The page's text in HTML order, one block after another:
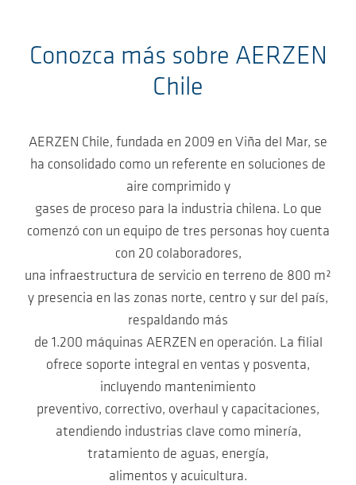
Conozca más sobre AERZEN
Chile
AERZEN Chile, fundada en 2009 en Viña del Mar, se
ha consolidado como un referente en soluciones de
aire comprimido y
gases de proceso para la industria chilena. Lo que
comenzó con un equipo de tres personas hoy cuenta
con 20 colaboradores,
una infraestructura de servicio en terreno de 800 m²
y presencia en las zonas norte, centro y sur del país,
respaldando más
de 1.200 máquinas AERZEN en operación. La filial
ofrece soporte integral en ventas y posventa,
incluyendo mantenimiento
preventivo, correctivo, overhaul y capacitaciones,
atendiendo industrias clave como minería,
tratamiento de aguas, energía,
alimentos y acuicultura.